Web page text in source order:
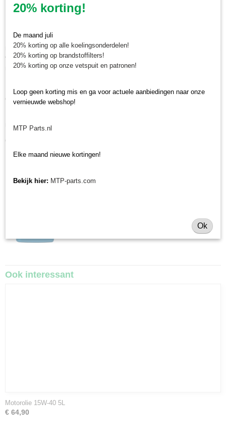
Minitractorparts.nl, uw leverancier voor
Minitractorparts heeft een groot assortiment onderdelen op het gebied van
minitractoren, miditractoren, compacttractoren en aanbouwwerktuigen. Wij
verkopen deze onderdelen met als specialisme de Japanse
minitractormerken Yanmar, Iseki, Kubota en Shibaura.
Minitractorparts.nl heeft een groot assortiment onderdelen, waaronder
onze transmissie olie 80W-90 voor uw versnellingsbak van uw minitractor.
minitractor? Bekijk ons volledige
Ook kunt u daar sets vinden.
Ook interessant
Motorolie 15W-40 5L
€ 64,90
20% korting!
De maand juli
20% korting op alle koelingsonderdelen!
20% korting op brandstoffilters!
20% korting op onze vetspuit en patronen!
Loop geen korting mis en ga voor actuele aanbiedingen naar onze
vernieuwde webshop!
MTP Parts.nl
Elke maand nieuwe kortingen!
Bekijk hier: MTP-parts.com
Ok